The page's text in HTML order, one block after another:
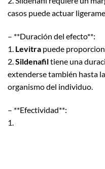
casos puede actuar
– **Duración del efecto**:
1. Levitra puede
2.Sildenafiltiene una
extenderse también hasta
organismo del individuo.
– **Efectividad**:
1.